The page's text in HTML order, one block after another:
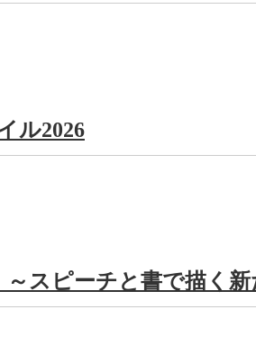
ル2026
スピーチと書で描く新